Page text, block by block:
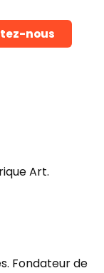
nous
Art.
Fondateur de